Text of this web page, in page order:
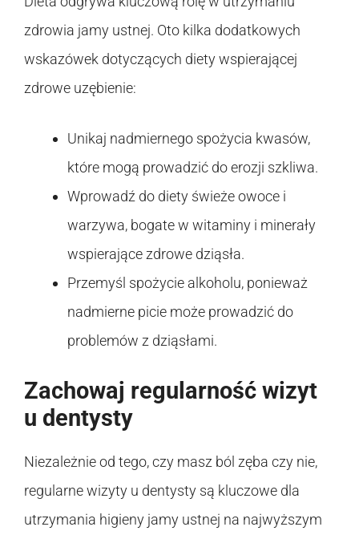
zdrowia jamy ustnej. Oto kilka dodatkowych
wskazówek dotyczących diety wspierającej
zdrowe uzębienie:
Unikaj nadmiernego spożycia kwasów,
które mogą prowadzić do erozji szkliwa.
Wprowadź do diety świeże owoce i
warzywa, bogate w witaminy i minerały
wspierające zdrowe dziąsła.
Przemyśl spożycie alkoholu, ponieważ
nadmierne picie może prowadzić do
problemów z dziąsłami.
Zachowaj regularność wizyt
u dentysty
Niezależnie od tego, czy masz ból zęba czy nie,
regularne wizyty u dentysty są kluczowe dla
utrzymania higieny jamy ustnej na najwyższym